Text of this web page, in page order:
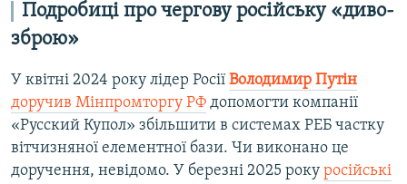
Подробиці про чергову російську «диво-
зброю»
У квітні 2024 року лідер Росії Володимир Путін
доручив Мінпромторгу РФ допомогти компанії
«Русский Купол» збільшити в системах РЕБ частку
вітчизняної елементної бази. Чи виконано це
доручення, невідомо. У березні 2025 року російські